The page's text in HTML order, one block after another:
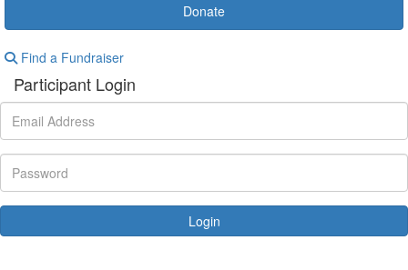
Donate
Find a Fundraiser
Participant Login
Login